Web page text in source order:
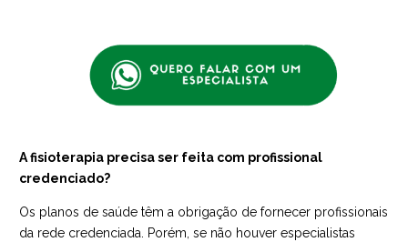
A fisioterapia precisa ser feita com profissional
credenciado?
Os planos de saúde têm a obrigação de fornecer profissionais
da rede credenciada. Porém, se não houver especialistas